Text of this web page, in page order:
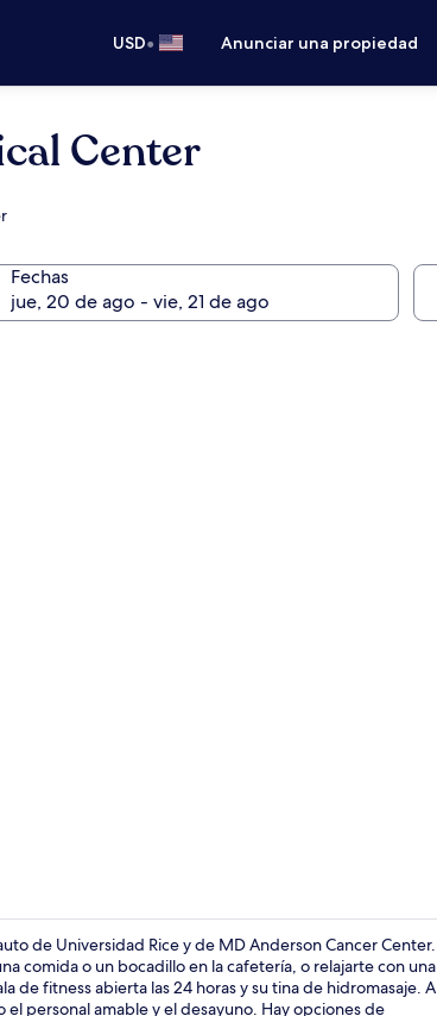
USD• Anunciar una propiedad
Center
Fechas
de Universidad Rice y de MD Anderson Cancer Center.
comida o un bocadillo en la cafetería, o relajarte con una
de fitness abierta las 24 horas y su tina de hidromasaje. A
personal amable y el desayuno. Hay opciones de